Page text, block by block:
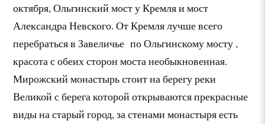
октября, Ольгинский мост у Кремля и мост
Александра Невского. От Кремля лучше всего
перебраться в Завеличье по Ольгинскому мосту ,
красота с обеих сторон моста необыкновенная.
Мирожский монастырь стоит на берегу реки
Великой с берега которой открываются прекрасные
виды на старый город, за стенами монастыря есть